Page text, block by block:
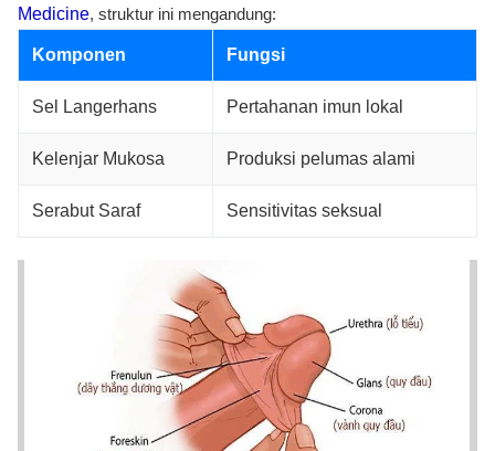
Medicine, struktur ini mengandung:
Komponen Fungsi
Sel Langerhans Pertahanan imun lokal
Kelenjar Mukosa Produksi pelumas alami
Serabut Saraf Sensitivitas seksual